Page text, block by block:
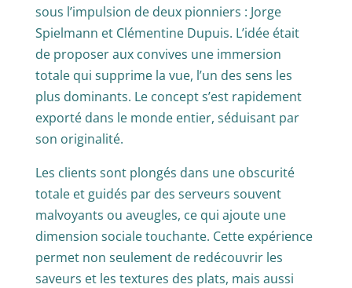
sous l’impulsion de deux pionniers : Jorge
Spielmann et Clémentine Dupuis. L’idée était
de proposer aux convives une immersion
totale qui supprime la vue, l’un des sens les
plus dominants. Le concept s’est rapidement
exporté dans le monde entier, séduisant par
son originalité.
Les clients sont plongés dans une obscurité
totale et guidés par des serveurs souvent
malvoyants ou aveugles, ce qui ajoute une
dimension sociale touchante. Cette expérience
permet non seulement de redécouvrir les
saveurs et les textures des plats, mais aussi